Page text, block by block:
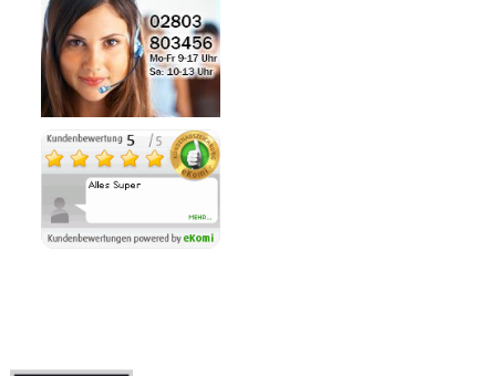
Noch 14 direkt ab Lager lieferbar
Lieferzeit 1 - 3 Tage
Ähnliche Produkte anzeigen